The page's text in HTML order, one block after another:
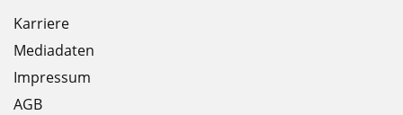
Karriere
Mediadaten
Impressum
AGB